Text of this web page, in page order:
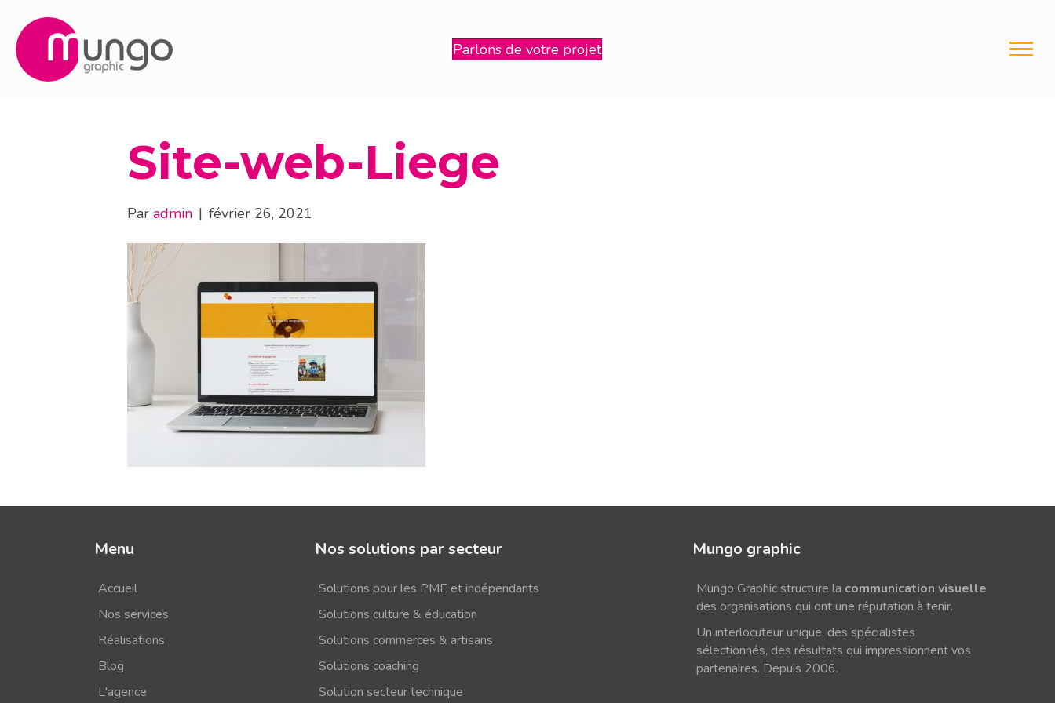
Parlons de votre projet
Site-web-Liege
Par admin | février 26, 2021
Menu
Accueil
Nos services
Réalisations
Blog
L'agence
Nos solutions par secteur
Solutions pour les PME et indépendants
Solutions culture & éducation
Solutions commerces & artisans
Solutions coaching
Solution secteur technique
Mungo graphic
Mungo Graphic structure la communication visuelle
des organisations qui ont une réputation à tenir.
Un interlocuteur unique, des spécialistes
sélectionnés, des résultats qui impressionnent vos
partenaires. Depuis 2006.